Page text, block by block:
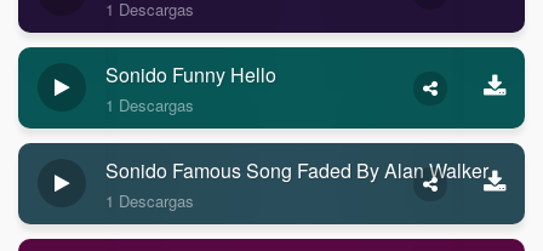
1 Descargas
Sonido Funny Hello
1 Descargas
Sonido Famous Song Faded By Alan Walker
1 Descargas